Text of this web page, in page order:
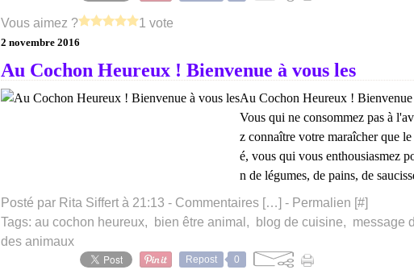
Vous aimez ? 1 vote
2 novembre 2016
Au Cochon Heureux ! Bienvenue à vous les
Au Cochon Heureux ! Bienvenue
Vous qui ne consommez pas à
z connaître votre maraîcher que
é, vous qui vous enthousiasmez
n de légumes, de pains, de
Posté par Rita Siffert à 21:13 - Commentaires […] - Permalien [#]
Tags: au cochon heureux, bien être animal , blog de cuisine, message
des animaux
Repost 0